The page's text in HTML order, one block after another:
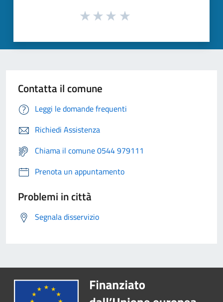
Contatta il comune
Leggi le domande frequenti
Richiedi Assistenza
Chiama il comune 0544 979111
Prenota un appuntamento
Problemi in città
Segnala disservizio